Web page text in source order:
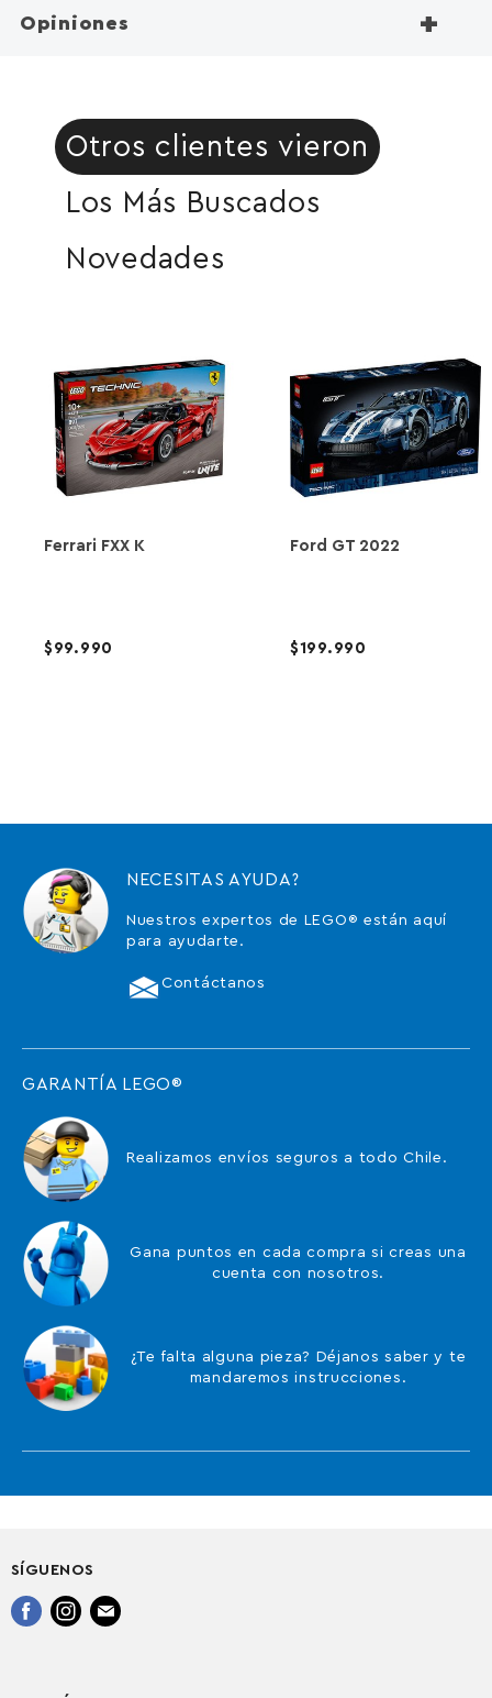
Opiniones +
Otros clientes vieron
Los Más Buscados
Novedades
Ferrari FXX K
99.990
Ford GT 2022
199.990
NECESITAS AYUDA?
Nuestros expertos de LEGO® están aquí
para ayudarte.
Contáctanos
GARANTÍA LEGO®
Realizamos envíos seguros a todo Chile.
Gana puntos en cada compra si creas una
cuenta con nosotros.
¿Te falta alguna pieza? Déjanos saber y te
mandaremos instrucciones.
SÍGUENOS
Encuéntrenos
Encuéntrenos
Encuéntrenos